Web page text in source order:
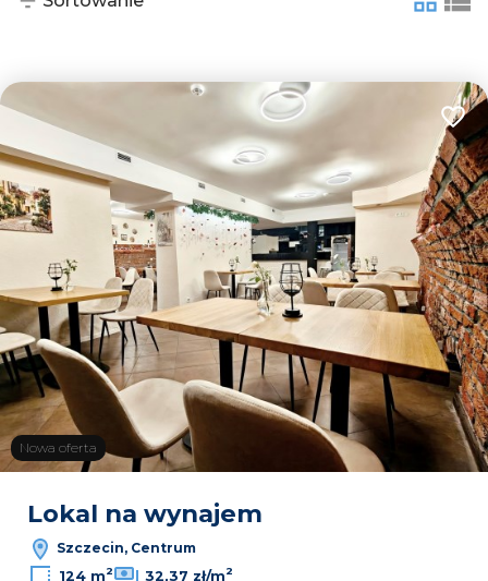
tabela
Nowa oferta
Lokal na wynajem
Szczecin, Centrum
124 m2 32,37 zł/m2